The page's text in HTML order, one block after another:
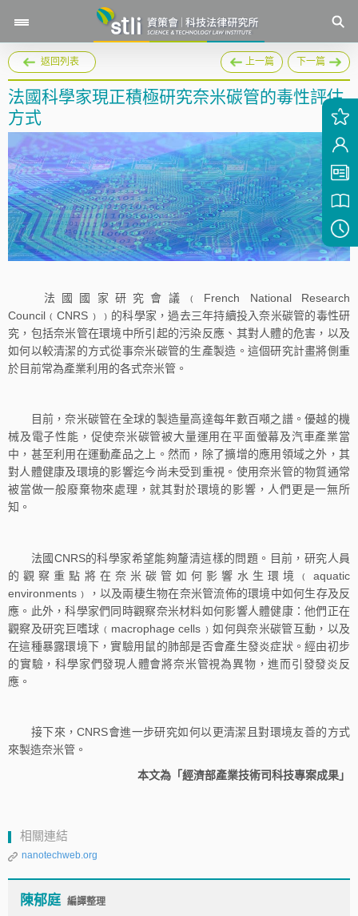
返回列表 上一篇 下一篇
法國科學家現正積極研究奈米碳管的毒性評估
方式
法國國家研究會議﹙French National Research
Council﹙CNRS﹚﹚的科學家，過去三年持續投入奈米碳管的毒性研
究，包括奈米管在環境中所引起的污染反應、其對人體的危害，以及
如何以較清潔的方式從事奈米碳管的生產製造。這個研究計畫將側重
於目前常為產業利用的各式奈米管。
目前，奈米碳管在全球的製造量高達每年數百噸之譜。優越的機
械及電子性能，促使奈米碳管被大量運用在平面螢幕及汽車產業當
中，甚至利用在運動產品之上。然而，除了擴增的應用領域之外，其
對人體健康及環境的影響迄今尚未受到重視。使用奈米管的物質通常
被當做一般廢棄物來處理，就其對於環境的影響，人們更是一無所
知。
法國CNRS的科學家希望能夠釐清這樣的問題。目前，研究人員
的觀察重點將在奈米碳管如何影響水生環境﹙aquatic
environments﹚，以及兩棲生物在奈米管流佈的環境中如何生存及反
應。此外，科學家們同時觀察奈米材料如何影響人體健康：他們正在
觀察及研究巨嗜球﹙macrophage cells﹚如何與奈米碳管互動，以及
在這種暴露環境下，實驗用鼠的肺部是否會產生發炎症狀。經由初步
的實驗，科學家們發現人體會將奈米管視為異物，進而引發發炎反
應。
接下來，CNRS會進一步研究如何以更清潔且對環境友善的方式
來製造奈米管。
本文為「經濟部產業技術司科技專案成果」
相關連結
nanotechweb.org
陳郁庭 編譯整理